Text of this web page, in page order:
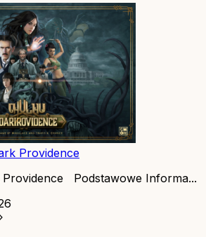
Providence
Providence Podstawowe Informa...